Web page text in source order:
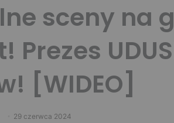
sceny na
Prezes
[WIDEO]
29 czerwca 2024